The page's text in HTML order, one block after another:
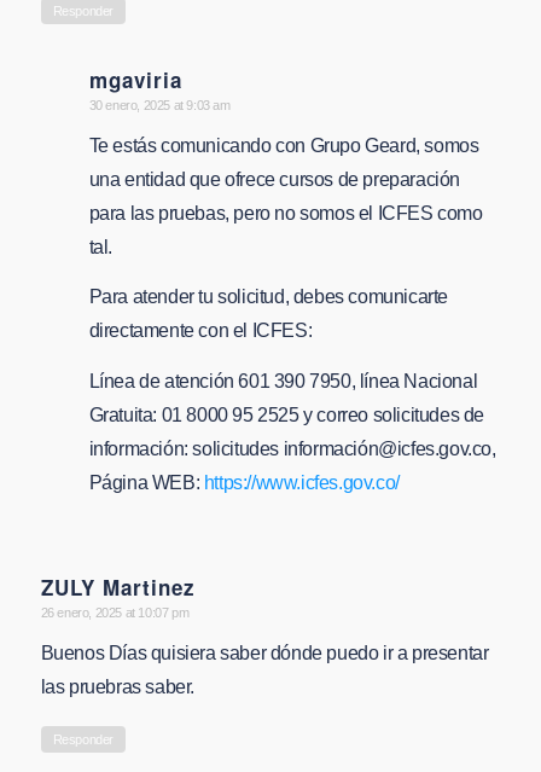
Responder
mgaviria
says:
30 enero, 2025 at 9:03 am
Te estás comunicando con Grupo Geard, somos
una entidad que ofrece cursos de preparación
para las pruebas, pero no somos el ICFES como
tal.
Para atender tu solicitud, debes comunicarte
directamente con el ICFES:
Línea de atención 601 390 7950, línea Nacional
Gratuita: 01 8000 95 2525 y correo solicitudes de
información: solicitudes información@icfes.gov.co,
Página WEB: https://www.icfes.gov.co/
ZULY Martinez
says:
26 enero, 2025 at 10:07 pm
Buenos Días quisiera saber dónde puedo ir a presentar
las pruebras saber.
Responder